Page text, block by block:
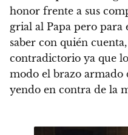
honor frente a sus
grial al Papa pero para
saber con quién
contradictorio ya que
modo el brazo armado
yendo en contra de la